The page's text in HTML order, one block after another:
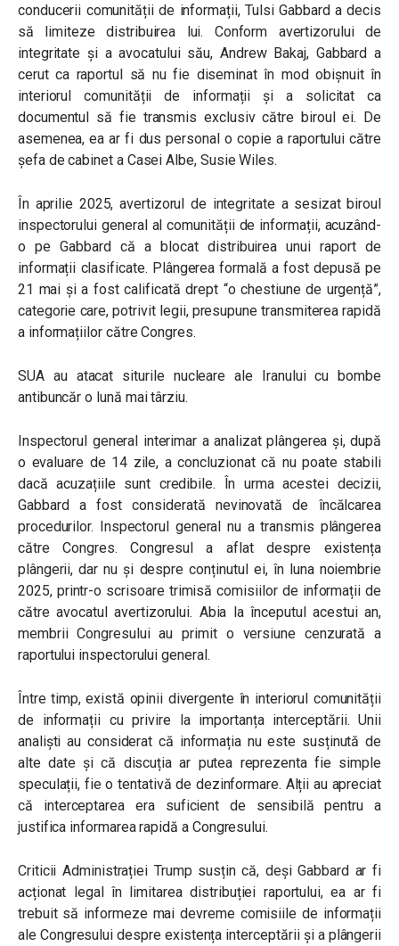
conducerii comunității de informații, Tulsi Gabbard a decis
să limiteze distribuirea lui. Conform avertizorului de
integritate și a avocatului său, Andrew Bakaj, Gabbard a
cerut ca raportul să nu fie diseminat în mod obișnuit în
interiorul comunității de informații și a solicitat ca
documentul să fie transmis exclusiv către biroul ei. De
asemenea, ea ar fi dus personal o copie a raportului către
șefa de cabinet a Casei Albe, Susie Wiles.
În aprilie 2025, avertizorul de integritate a sesizat biroul
inspectorului general al comunității de informații, acuzând-
o pe Gabbard că a blocat distribuirea unui raport de
informații clasificate. Plângerea formală a fost depusă pe
21 mai și a fost calificată drept “o chestiune de urgență”,
categorie care, potrivit legii, presupune transmiterea rapidă
a informațiilor către Congres.
SUA au atacat siturile nucleare ale Iranului cu bombe
antibuncăr o lună mai târziu.
Inspectorul general interimar a analizat plângerea și, după
o evaluare de 14 zile, a concluzionat că nu poate stabili
dacă acuzațiile sunt credibile. În urma acestei decizii,
Gabbard a fost considerată nevinovată de încălcarea
procedurilor. Inspectorul general nu a transmis plângerea
către Congres. Congresul a aflat despre existența
plângerii, dar nu și despre conținutul ei, în luna noiembrie
2025, printr-o scrisoare trimisă comisiilor de informații de
către avocatul avertizorului. Abia la începutul acestui an,
membrii Congresului au primit o versiune cenzurată a
raportului inspectorului general.
Între timp, există opinii divergente în interiorul comunității
de informații cu privire la importanța interceptării. Unii
analiști au considerat că informația nu este susținută de
alte date și că discuția ar putea reprezenta fie simple
speculații, fie o tentativă de dezinformare. Alții au apreciat
că interceptarea era suficient de sensibilă pentru a
justifica informarea rapidă a Congresului.
Criticii Administrației Trump susțin că, deși Gabbard ar fi
acționat legal în limitarea distribuției raportului, ea ar fi
trebuit să informeze mai devreme comisiile de informații
ale Congresului despre existența interceptării și a plângerii